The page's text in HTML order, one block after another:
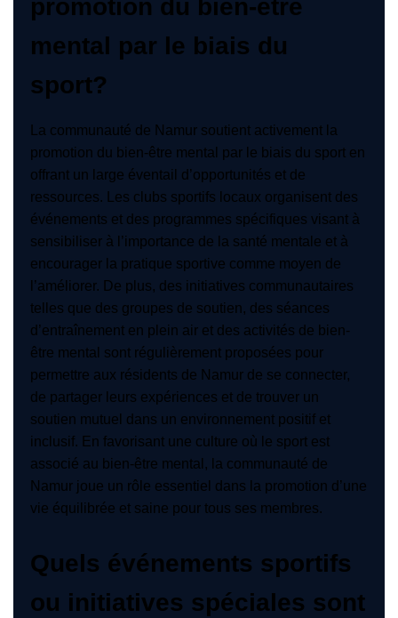
promotion du bien-être
mental par le biais du
sport?
La communauté de Namur soutient activement la
promotion du bien-être mental par le biais du sport en
offrant un large éventail d’opportunités et de
ressources. Les clubs sportifs locaux organisent des
événements et des programmes spécifiques visant à
sensibiliser à l’importance de la santé mentale et à
encourager la pratique sportive comme moyen de
l’améliorer. De plus, des initiatives communautaires
telles que des groupes de soutien, des séances
d’entraînement en plein air et des activités de bien-
être mental sont régulièrement proposées pour
permettre aux résidents de Namur de se connecter,
de partager leurs expériences et de trouver un
soutien mutuel dans un environnement positif et
inclusif. En favorisant une culture où le sport est
associé au bien-être mental, la communauté de
Namur joue un rôle essentiel dans la promotion d’une
vie équilibrée et saine pour tous ses membres.
Quels événements sportifs
ou initiatives spéciales sont